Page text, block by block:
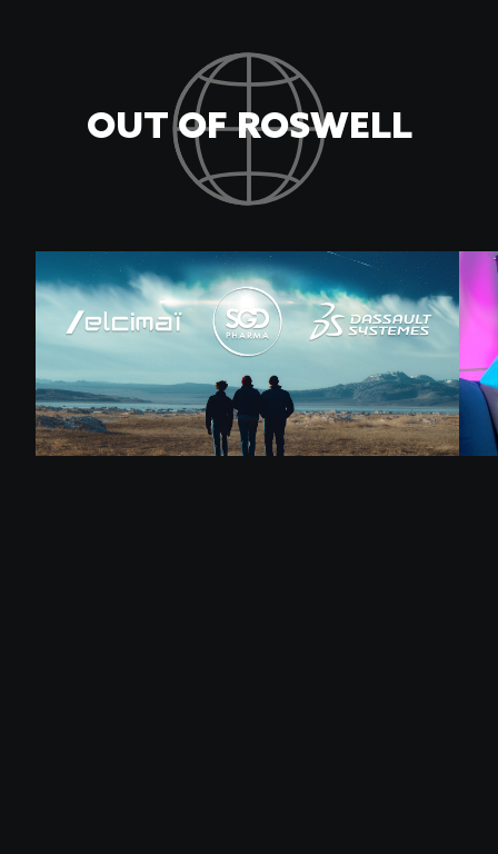
OUT OF ROSWELL